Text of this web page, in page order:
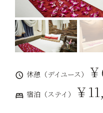
休憩（デイユース）
宿泊（ステイ） ￥